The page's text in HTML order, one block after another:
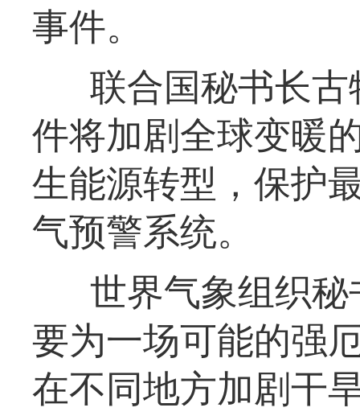
事件。
联合国秘书长
件将加剧全球变暖
生能源转型，保护
气预警系统。
世界气象组织秘
要为一场可能的强
在不同地方加剧干